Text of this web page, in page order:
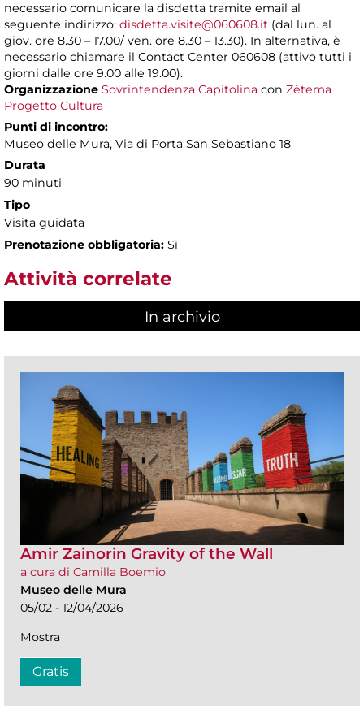
necessario comunicare la disdetta tramite email al
seguente indirizzo: disdetta.visite@060608.it (dal lun. al
giov. ore 8.30 – 17.00/ ven. ore 8.30 – 13.30). In alternativa, è
necessario chiamare il Contact Center 060608 (attivo tutti i
giorni dalle ore 9.00 alle 19.00).
Organizzazione Sovrintendenza Capitolina con Zètema
Progetto Cultura
Punti di incontro:
Museo delle Mura, Via di Porta San Sebastiano 18
Durata
90 minuti
Tipo
Visita guidata
Prenotazione obbligatoria: Sì
Attività correlate
In archivio
Amir Zainorin Gravity of the Wall
a cura di Camilla Boemio
Museo delle Mura
05/02 - 12/04/2026
Mostra
Gratis